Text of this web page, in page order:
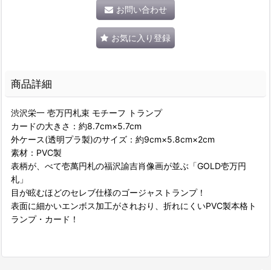
お問い合わせ
お気に入り登録
商品詳細
渋沢栄一 壱万円札束 モチーフ トランプ
カードの大きさ：約8.7cm×5.7cm
外ケース(透明プラ製)のサイズ：約9cm×5.8cm×2cm
素材：PVC製
表柄が、べて壱萬円札の福沢諭吉肖像画が並ぶ「GOLD壱万円
札」
目が眩むほどのセレブ仕様のゴージャストランプ！
表面に細かいエンボス加工がされおり、折れにくいPVC製本格ト
ランプ・カード！